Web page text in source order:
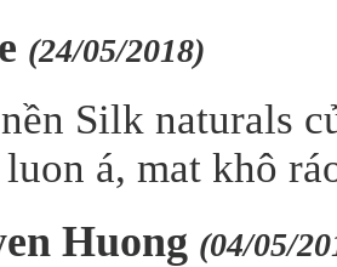
(24/05/2018)
Silk naturals
á, mat khô
Huong (04/05/